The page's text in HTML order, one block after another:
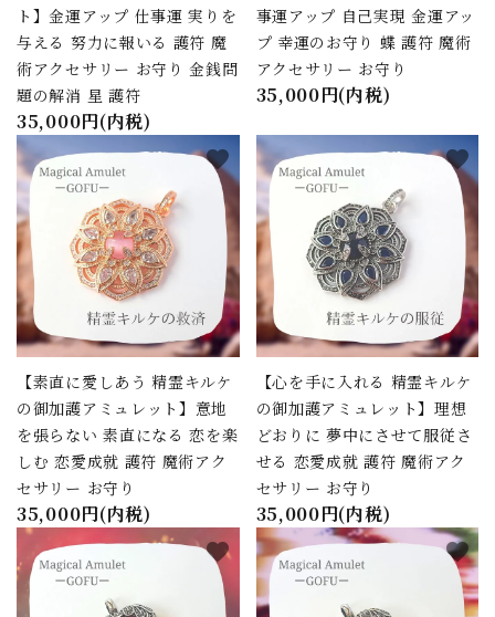
ト】金運アップ 仕事運 実りを
与える 努力に報いる 護符 魔
術アクセサリー お守り 金銭問
題の解消 星 護符
35,000円(内税)
事運アップ 自己実現 金運アッ
プ 幸運のお守り 蝶 護符 魔術
アクセサリー お守り
35,000円(内税)
【素直に愛しあう 精霊キルケ
の御加護アミュレット】意地
を張らない 素直になる 恋を楽
しむ 恋愛成就 護符 魔術アク
セサリー お守り
35,000円(内税)
favorite
【心を手に入れる 精霊キルケ
の御加護アミュレット】理想
どおりに 夢中にさせて服従さ
せる 恋愛成就 護符 魔術アク
セサリー お守り
35,000円(内税)
favorite
favorite favorite
キーワード
カテゴリー
検索する